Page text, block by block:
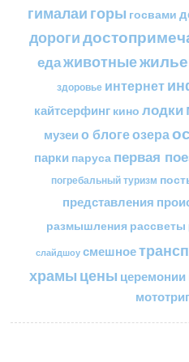
гималаи горы госвами
дороги
едаживотныежилье
здоровье интернет
кайтсерфинг кино лодки
музеи о блогеозера
парки паруса первая
погребальный туризм
представления
размышления рассветы
слайдшоу смешное
храмы цены церемонии